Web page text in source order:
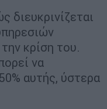
διευκρινίζεται
κρίση του.
να
αυτής, ύστερα